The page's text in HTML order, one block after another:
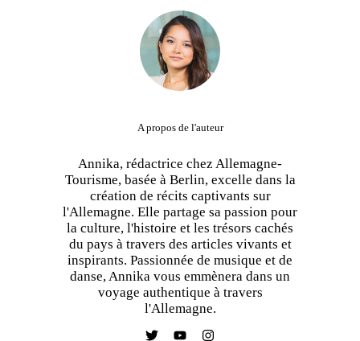
A propos de l'auteur
Annika, rédactrice chez Allemagne-
Tourisme, basée à Berlin, excelle dans la
création de récits captivants sur
l'Allemagne. Elle partage sa passion pour
la culture, l'histoire et les trésors cachés
du pays à travers des articles vivants et
inspirants. Passionnée de musique et de
danse, Annika vous emmènera dans un
voyage authentique à travers
l'Allemagne.